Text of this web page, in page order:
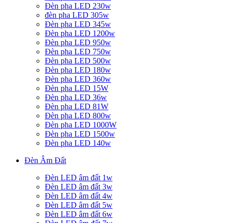
Đèn pha LED 230w
đèn pha LED 305w
Đèn pha LED 345w
Đèn pha LED 1200w
Đèn pha LED 950w
Đèn pha LED 750w
Đèn pha LED 500w
Đèn pha LED 180w
Đèn pha LED 360w
Đèn pha LED 15W
Đèn pha LED 36w
Đèn pha LED 81W
Đèn pha LED 800w
Đèn pha LED 1000W
Đèn pha LED 1500w
Đèn pha LED 140w
Đèn Âm Đất
Đèn LED âm đất 1w
Đèn LED âm đất 3w
Đèn LED âm đất 4w
Đèn LED âm đất 5w
Đèn LED âm đất 6w